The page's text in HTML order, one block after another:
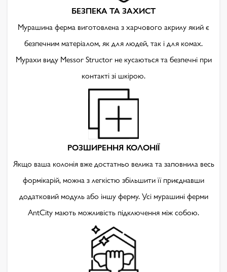
БЕЗПЕКА ТА ЗАХИСТ
Мурашина ферма виготовлена з харчового акрилу який є
безпечним матеріалом, як для людей, так і для комах.
Мурахи виду Messor Structor не кусаються та безпечні при
контакті зі шкірою.
РОЗШИРЕННЯ КОЛОНІЇ
Якщо ваша колонія вже достатньо велика та заповнила весь
формікарій, можна з легкістю збільшити її приєднавши
додатковий модуль або іншу ферму. Усі мурашині ферми
AntCity мають можливість підключення між собою.